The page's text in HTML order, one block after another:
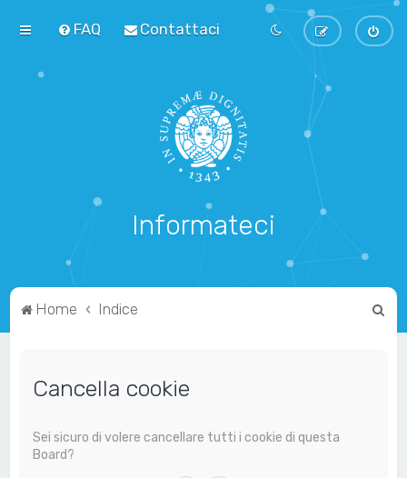
FAQ Contattaci
Informateci
Home Indice
Cancella cookie
Sei sicuro di volere cancellare tutti i cookie di questa
Board?